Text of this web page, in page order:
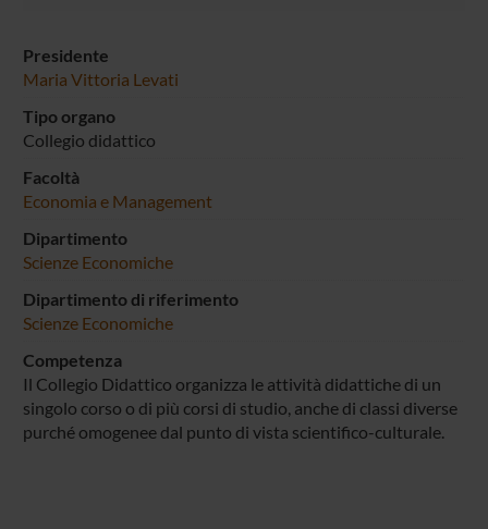
Presidente
Maria Vittoria Levati
Tipo organo
Collegio didattico
Facoltà
Economia e Management
Dipartimento
Scienze Economiche
Dipartimento di riferimento
Scienze Economiche
Competenza
Il Collegio Didattico organizza le attività didattiche di un
singolo corso o di più corsi di studio, anche di classi diverse
purché omogenee dal punto di vista scientifico-culturale.